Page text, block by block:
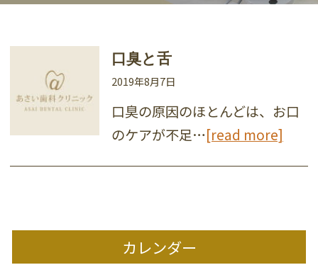
口臭と舌
2019年8月7日
口臭の原因のほとんどは、お口
のケアが不足…[read more]
カレンダー